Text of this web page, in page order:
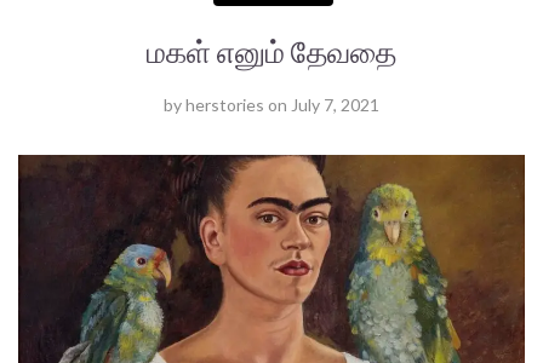
மகள் எனும் தேவதை
byherstories on July 7, 2021